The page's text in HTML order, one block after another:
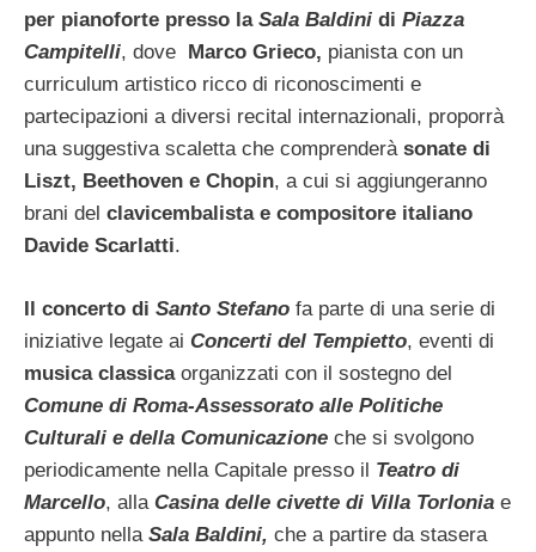
per pianoforte presso la Sala Baldini di Piazza
Campitelli, dove Marco Grieco, pianista con un
curriculum artistico ricco di riconoscimenti e
partecipazioni a diversi recital internazionali, proporrà
una suggestiva scaletta che comprenderà sonate di
Liszt, Beethoven e Chopin, a cui si aggiungeranno
brani del clavicembalista e compositore italiano
Davide Scarlatti.
Il concerto di Santo Stefano fa parte di una serie di
iniziative legate ai Concerti del Tempietto, eventi di
musica classica organizzati con il sostegno del
Comune di Roma-Assessorato alle Politiche
Culturali e della Comunicazione che si svolgono
periodicamente nella Capitale presso il Teatro di
Marcello, alla Casina delle civette di Villa Torlonia e
appunto nella Sala Baldini, che a partire da stasera